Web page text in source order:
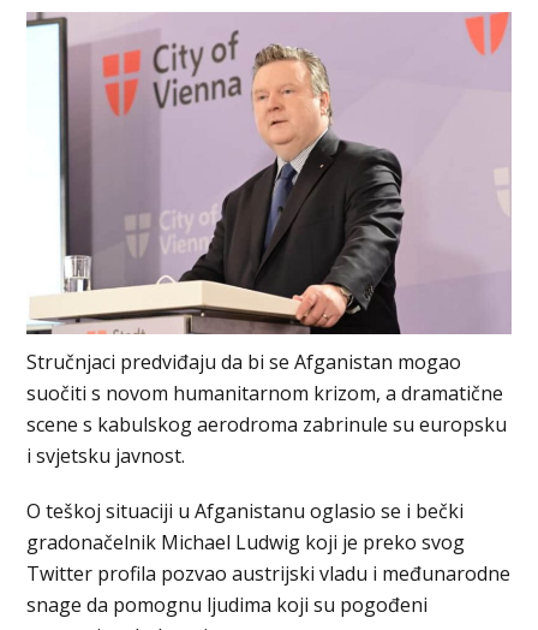
Stručnjaci predviđaju da bi se Afganistan mogao
suočiti s novom humanitarnom krizom, a dramatične
scene s kabulskog aerodroma zabrinule su europsku
i svjetsku javnost.
O teškoj situaciji u Afganistanu oglasio se i bečki
gradonačelnik Michael Ludwig koji je preko svog
Twitter profila pozvao austrijski vladu i međunarodne
snage da pomognu ljudima koji su pogođeni